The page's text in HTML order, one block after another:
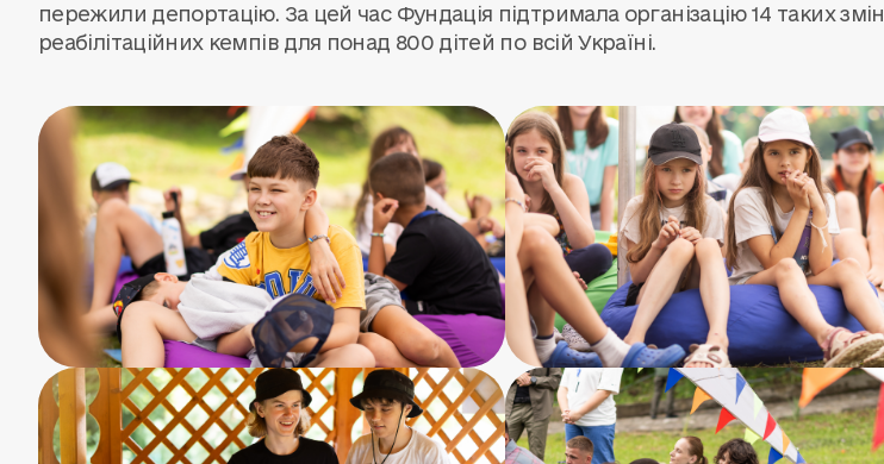
пережили депортацію. За цей час Фундація підтримала організацію 14 таких змін
реабілітаційних кемпів для понад 800 дітей по всій Україні.